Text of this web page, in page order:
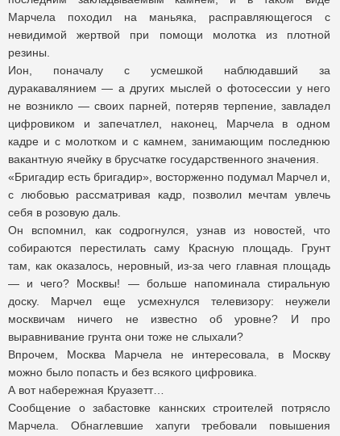
Марчела походил на маньяка, расправляющегося с
невидимой жертвой при помощи молотка из плотной
резины.
Ион, поначалу с усмешкой наблюдавший за
дуракавалянием — а других мыслей о фотосессии у него
не возникло — своих парней, потеряв терпение, завладел
цифровиком и запечатлел, наконец, Марчела в одном
кадре и с молотком и с камнем, занимающим последнюю
вакантную ячейку в брусчатке государственного значения.
«Бригадир есть бригадир», восторженно подумал Марчел и,
с любовью рассматривая кадр, позволил мечтам увлечь
себя в розовую даль.
Он вспомнил, как содрогнулся, узнав из новостей, что
собираются перестилать саму Красную площадь. Грунт
там, как оказалось, неровный, из-за чего главная площадь
— и чего? Москвы! — больше напоминала стиральную
доску. Марчел еще усмехнулся телевизору: неужели
москвичам ничего не известно об уровне? И про
выравнивание грунта они тоже не слыхали?
Впрочем, Москва Марчела не интересовала, в Москву
можно было попасть и без всякого цифровика.
А вот набережная Круазетт…
Сообщение о забастовке каннских строителей потрясло
Марчела. Обнаглевшие хапуги требовали повышения